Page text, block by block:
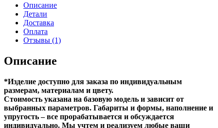
Описание
Детали
Доставка
Оплата
Отзывы (1)
Описание
*Изделие доступно для заказа по индивидуальным
размерам, материалам и цвету.
Стоимость указана на базовую модель и зависит от
выбранных параметров. Габариты и формы, наполнение и
упругость – все прорабатывается и обсуждается
индивидуально. Мы учтем и реализуем любые ваши